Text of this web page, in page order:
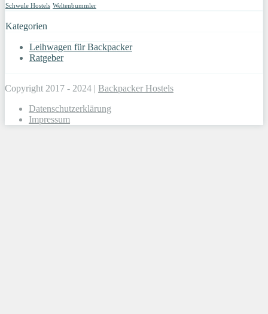
Schwule Hostels Weltenbummler
Kategorien
Leihwagen für Backpacker
Ratgeber
Copyright 2017 - 2024 | Backpacker Hostels
Datenschutzerklärung
Impressum